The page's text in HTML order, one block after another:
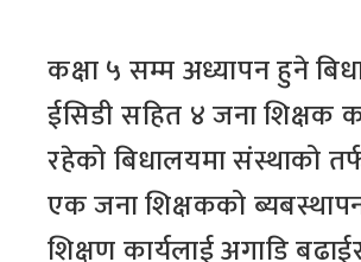
कक्षा ५ सम्म अध्यापन हुने
ईसिडी सहित ४ जना शिक्षक
रहेको बिधालयमा संस्थाको
एक जना शिक्षकको
शिक्षण कार्यलाई अगाडि